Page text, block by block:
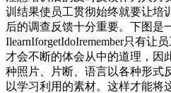
训结果使员工贯彻始终就要让培
后的调查反馈十分重要。下图是
IlearnIforgetIdoIremember只有让
才会不断的体会从中的道理，因
种照片、片断、语言以各种形式
以学习利用的素材。这样才能将